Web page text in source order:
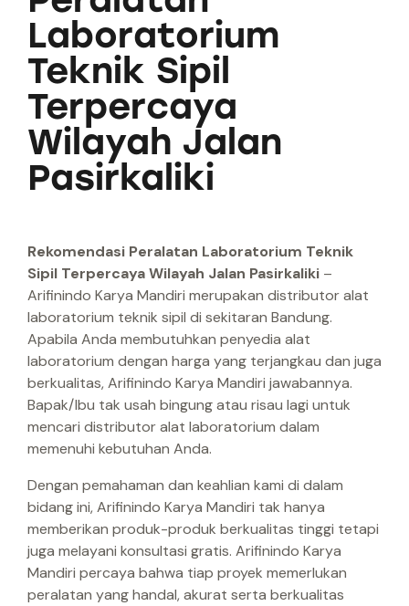
Laboratorium
Teknik Sipil
Terpercaya
Wilayah Jalan
Pasirkaliki
Rekomendasi Peralatan Laboratorium Teknik
Sipil Terpercaya Wilayah Jalan Pasirkaliki –
Arifinindo Karya Mandiri merupakan distributor alat
laboratorium teknik sipil di sekitaran Bandung.
Apabila Anda membutuhkan penyedia alat
laboratorium dengan harga yang terjangkau dan juga
berkualitas, Arifinindo Karya Mandiri jawabannya.
Bapak/Ibu tak usah bingung atau risau lagi untuk
mencari distributor alat laboratorium dalam
memenuhi kebutuhan Anda.
Dengan pemahaman dan keahlian kami di dalam
bidang ini, Arifinindo Karya Mandiri tak hanya
memberikan produk-produk berkualitas tinggi tetapi
juga melayani konsultasi gratis. Arifinindo Karya
Mandiri percaya bahwa tiap proyek memerlukan
peralatan yang handal, akurat serta berkualitas